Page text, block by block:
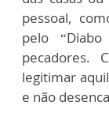
pessoal,
pelo
pecadores.
legitimar
e não